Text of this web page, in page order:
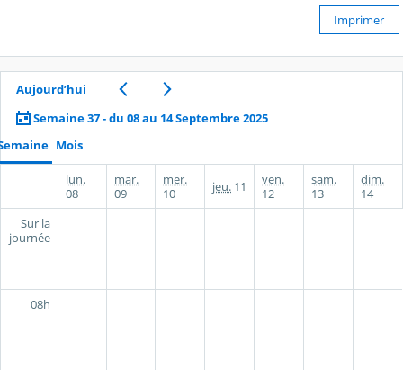
Imprimer
Aujourd’hui
Semaine 37 - du 08 au 14 Septembre 2025
Mois
lun.
08
mar.
09
mer.
10
jeu. 11
ven.
12
sam.
13
dim.
14
Sur la
journée
08h